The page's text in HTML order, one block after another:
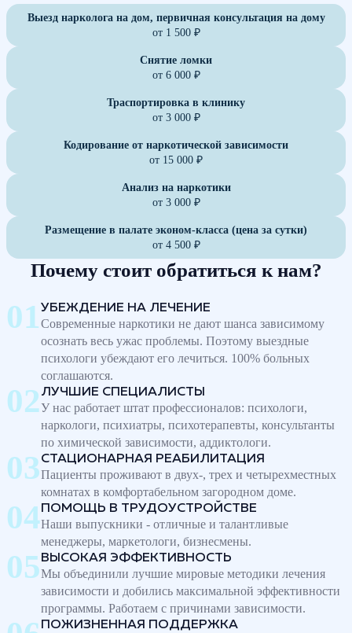
Выезд нарколога на дом, первичная консультация на дому
от 1 500 ₽
Снятие ломки
от 6 000 ₽
Траспортировка в клинику
от 3 000 ₽
Кодирование от наркотической зависимости
от 15 000 ₽
Анализ на наркотики
от 3 000 ₽
Размещение в палате эконом-класса (цена за сутки)
от 4 500 ₽
Почему стоит обратиться к нам?
УБЕЖДЕНИЕ НА ЛЕЧЕНИЕ
Современные наркотики не дают шанса зависимому
осознать весь ужас проблемы. Поэтому выездные
психологи убеждают его лечиться. 100% больных
соглашаются.
ЛУЧШИЕ СПЕЦИАЛИСТЫ
У нас работает штат профессионалов: психологи,
наркологи, психиатры, психотерапевты, консультанты
по химической зависимости, аддиктологи.
СТАЦИОНАРНАЯ РЕАБИЛИТАЦИЯ
Пациенты проживают в двух-, трех и четырехместных
комнатах в комфортабельном загородном доме.
ПОМОЩЬ В ТРУДОУСТРОЙСТВЕ
Наши выпускники - отличные и талантливые
менеджеры, маркетологи, бизнесмены.
ВЫСОКАЯ ЭФФЕКТИВНОСТЬ
Мы объединили лучшие мировые методики лечения
зависимости и добились максимальной эффективности
программы. Работаем с причинами зависимости.
ПОЖИЗНЕННАЯ ПОДДЕРЖКА